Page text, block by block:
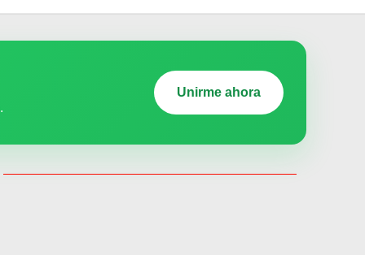
Unirme ahora